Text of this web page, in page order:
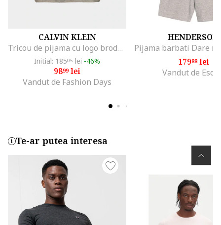
CALVIN KLEIN
Tricou de pijama cu logo brodat, Gri
Initial: 18505 lei -46%
9899lei
Vandut de Fashion Days
HENDERSON
17988lei
Vandut de
Te-ar putea interesa